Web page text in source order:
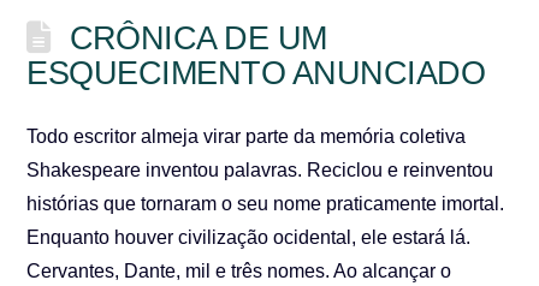
CRÔNICA DE UM
ESQUECIMENTO ANUNCIADO
Todo escritor almeja virar parte da memória coletiva
Shakespeare inventou palavras. Reciclou e reinventou
histórias que tornaram o seu nome praticamente imortal.
Enquanto houver civilização ocidental, ele estará lá.
Cervantes, Dante, mil e três nomes. Ao alcançar o